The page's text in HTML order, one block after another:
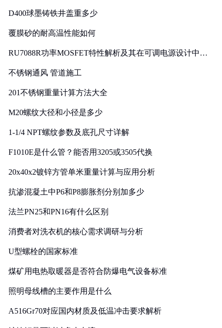
D400球墨铸铁井盖重多少
覆膜砂的耐高温性能如何
RU7088R功率MOSFET特性解析及其在可调电源设计中的
不锈钢通风 管道施工
201不锈钢重量计算方法大全
M20螺纹大径和小径是多少
1-1/4 NPT螺纹参数及底孔尺寸详解
F1010E是什么管？能否用3205或3505代换
20x40x2镀锌方管单米重量计算与应用分析
抗渗混凝土中P6和P8膨胀剂分别加多少
法兰PN25和PN16有什么区别
消费者对洗衣机的核心需求调研与分析
U型螺栓的国家标准
煤矿用电热取暖器是否符合防爆电气设备标准
照明母线槽的主要作用是什么
A516Gr70对应国内材质及低温冲击要求解析